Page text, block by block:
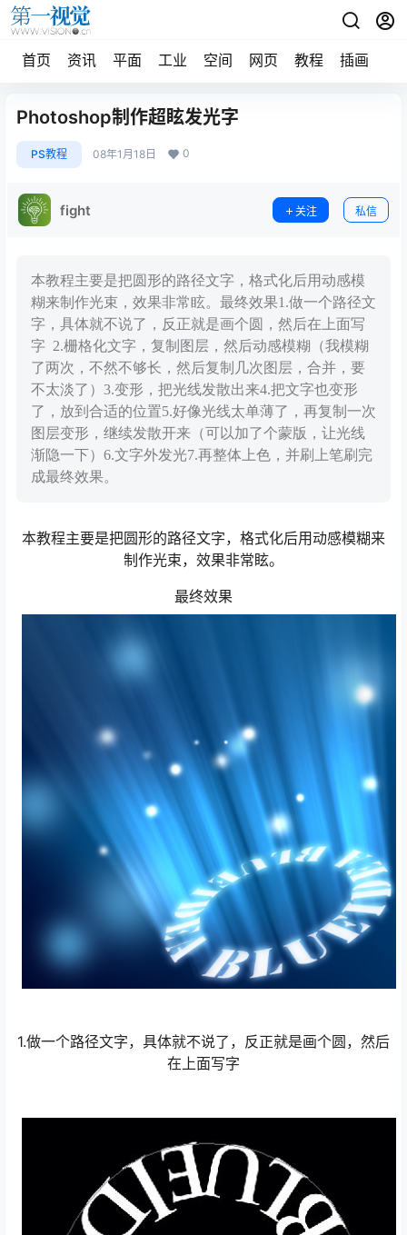
首页 资讯 平面 工业 空间 网页 教程 插画
Photoshop制作超眩发光字
PS教程 08年1月18日 0
fight 关注 私信
本教程主要是把圆形的路径文字，格式化后用动感模
糊来制作光束，效果非常眩。最终效果1.做一个路径文
字，具体就不说了，反正就是画个圆，然后在上面写
字 2.栅格化文字，复制图层，然后动感模糊（我模糊
了两次，不然不够长，然后复制几次图层，合并，要
不太淡了）3.变形，把光线发散出来4.把文字也变形
了，放到合适的位置5.好像光线太单薄了，再复制一次
图层变形，继续发散开来（可以加了个蒙版，让光线
渐隐一下）6.文字外发光7.再整体上色，并刷上笔刷完
成最终效果。
本教程主要是把圆形的路径文字，格式化后用动感模糊来
制作光束，效果非常眩。
最终效果
1.做一个路径文字，具体就不说了，反正就是画个圆，然后
在上面写字